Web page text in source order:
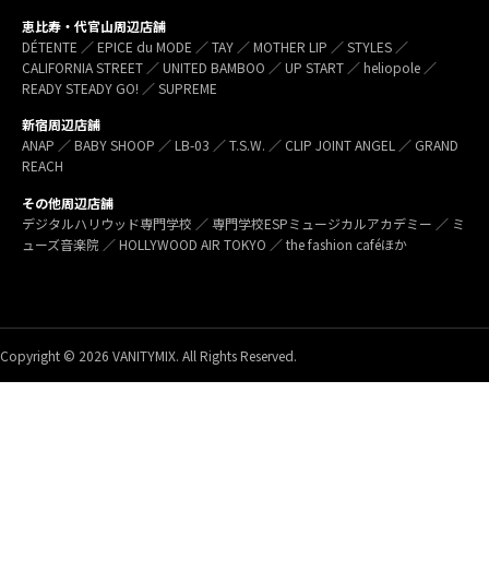
恵比寿・代官山周辺店舗
DÉTENTE ／ EPICE du MODE ／ TAY ／ MOTHER LIP ／ STYLES ／
CALIFORNIA STREET ／ UNITED BAMBOO ／ UP START ／ heliopole ／
READY STEADY GO! ／ SUPREME
新宿周辺店舗
ANAP ／ BABY SHOOP ／ LB-03 ／ T.S.W. ／ CLIP JOINT ANGEL ／ GRAND
REACH
その他周辺店舗
デジタルハリウッド専門学校 ／ 専門学校ESPミュージカルアカデミー ／ ミ
ューズ音楽院 ／ HOLLYWOOD AIR TOKYO ／ the fashion caféほか
Copyright © 2026 VANITYMIX. All Rights Reserved.